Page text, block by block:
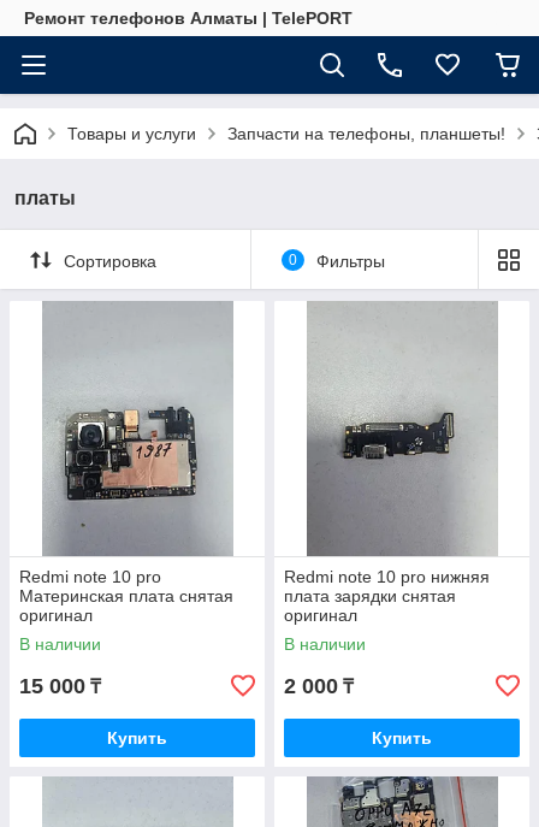
Ремонт телефонов Алматы | TelePORT
Товары и услуги Запчасти на телефоны, планшеты!
платы
Сортировка 0 Фильтры
Redmi note 10 pro
Материнская плата снятая
оригинал
В наличии
15 000 ₸
Купить
Redmi note 10 pro нижняя
плата зарядки снятая
оригинал
В наличии
2 000 ₸
Купить